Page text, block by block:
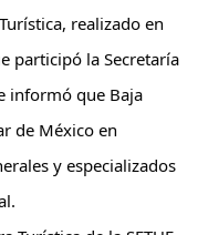
realizado en
participó la Secretaría
informó que Baja
de México en
y especializados